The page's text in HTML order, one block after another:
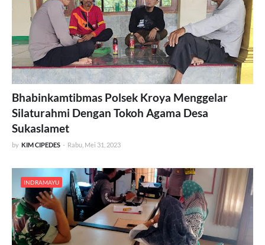
Bhabinkamtibmas Polsek Kroya Menggelar
Silaturahmi Dengan Tokoh Agama Desa
Sukaslamet
by KIM CIPEDES - Rabu, Mei 31, 2023
INDRAMAYU